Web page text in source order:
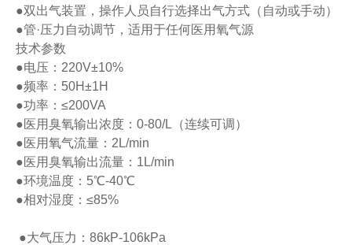
●双出气装置，操作人员自行选择出气方式（自动或手动）
●管·压力自动调节，适用于任何医用氧气源
技术参数
●电压：220V±10%
●频率：50H±1H
●功率：≤200VA
●医用臭氧输出浓度：0-80/L（连续可调）
●医用氧气流量：2L/min
●医用臭氧输出流量：1L/min
●环境温度：5℃-40℃
●相对湿度：≤85%
●大气压力：86kP-106kPa